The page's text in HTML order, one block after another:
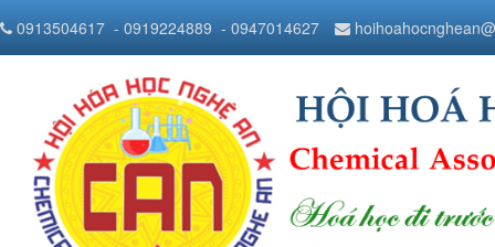
0913504617 - 0919224889 - 0947014627